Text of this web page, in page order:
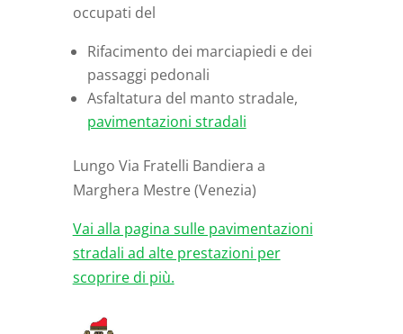
occupati del
Rifacimento dei marciapiedi e dei
passaggi pedonali
Asfaltatura del manto stradale,
pavimentazioni stradali
Lungo Via Fratelli Bandiera a
Marghera Mestre (Venezia)
Vai alla pagina sulle pavimentazioni
stradali ad alte prestazioni per
scoprire di più.